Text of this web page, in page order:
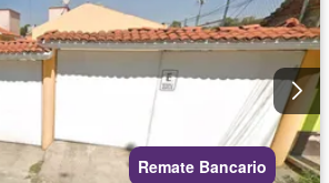
Remate Bancario